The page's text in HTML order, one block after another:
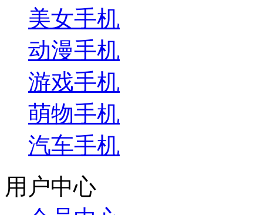
美女手机
动漫手机
游戏手机
萌物手机
汽车手机
用户中心